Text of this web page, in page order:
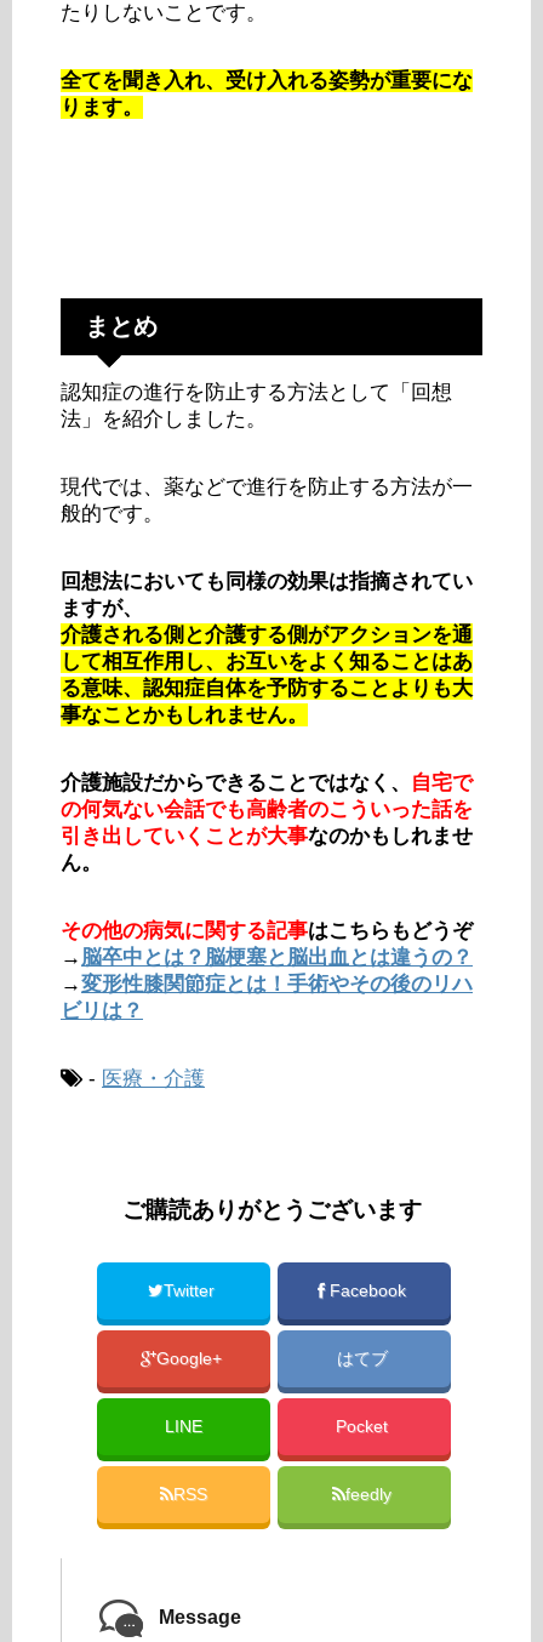
たりしないことです。
全てを聞き入れ、受け入れる姿勢が重要にな
ります。
まとめ
認知症の進行を防止する方法として「回想
法」を紹介しました。
現代では、薬などで進行を防止する方法が一
般的です。
回想法においても同様の効果は指摘されてい
ますが、
介護される側と介護する側がアクションを通
して相互作用し、お互いをよく知ることはあ
る意味、認知症自体を予防することよりも大
事なことかもしれません。
介護施設だからできることではなく、
自宅で
の何気ない会話でも高齢者のこういった話を
引き出していくことが大事なのかもしれませ
ん。
その他の病気に関する記事はこちらもどうぞ
→ 脳卒中とは？脳梗塞と脳出血とは違うの？
→変形性膝関節症とは！手術やその後のリハ
ビリは？
- 医療・介護
ご購読ありがとうございます
Twitter Facebook
Google+ はてブ
LINE Pocket
RSS feedly
Message